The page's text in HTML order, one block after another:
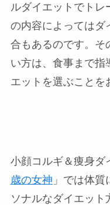
ルダイエットでト
の内容によってはダ
合もあるのです。そ
い方は、食事まで指
エットを選ぶことを
小顔コルギ＆痩身ダ
歳の女神 」では体
ソナルなダイエット